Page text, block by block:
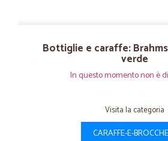
Bottiglie e caraffe:
verde
In questo momento non è
Visita la categoria
CARAFFE-E-BROCCHE